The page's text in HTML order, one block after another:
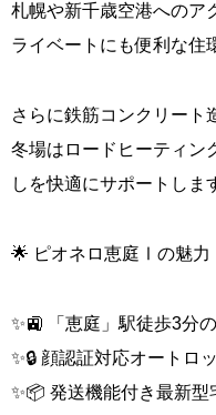
札幌や新千歳空港へのア
ライベートにも便利な住
さらに鉄筋コンクリート
冬場はロードヒーティン
しを快適にサポートしま
🌟 ピオネロ恵庭Ⅰの魅力
✨🚉 「恵庭」駅徒歩3分
✨🔒 顔認証対応オートロ
✨📦 発送機能付き最新型